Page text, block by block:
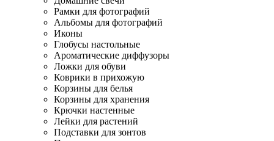
Рамки для фотографий
Альбомы для фотографий
Иконы
Глобусы настольные
Ароматические диффузоры
Ложки для обуви
Коврики в прихожую
Корзины для белья
Корзины для хранения
Крючки настенные
Лейки для растений
Подставки для зонтов